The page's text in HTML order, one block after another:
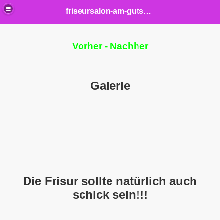
friseursalon-am-gutshof
Vorher - Nachher
Galerie
Die Frisur sollte natürlich auch
schick sein!!!